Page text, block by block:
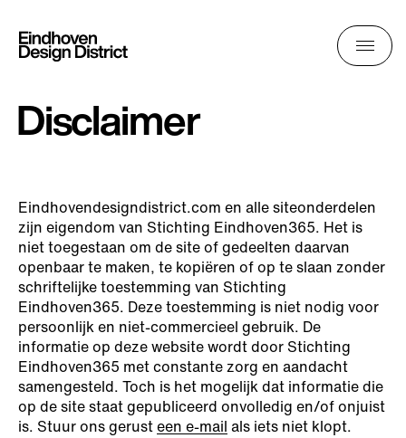
Disclaimer
Eindhovendesigndistrict.com en alle siteonderdelen
zijn eigendom van Stichting Eindhoven365. Het is
niet toegestaan om de site of gedeelten daarvan
openbaar te maken, te kopiëren of op te slaan zonder
schriftelijke toestemming van Stichting
Eindhoven365. Deze toestemming is niet nodig voor
persoonlijk en niet-commercieel gebruik. De
informatie op deze website wordt door Stichting
Eindhoven365 met constante zorg en aandacht
samengesteld. Toch is het mogelijk dat informatie die
op de site staat gepubliceerd onvolledig en/of onjuist
is. Stuur ons gerusteen e-mail als iets niet klopt.